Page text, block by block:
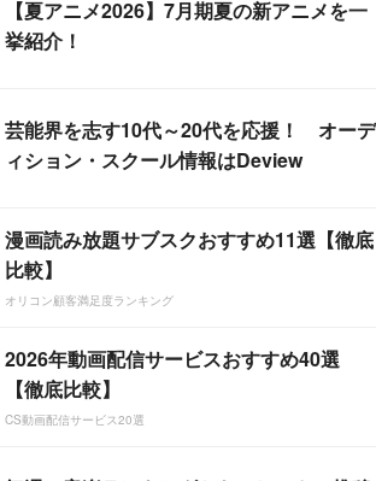
【夏アニメ2026】7月期夏の新アニメを一
挙紹介！
芸能界を志す10代～20代を応援！ オーデ
ィション・スクール情報はDeview
漫画読み放題サブスクおすすめ11選【徹底
比較】
オリコン顧客満足度ランキング
2026年動画配信サービスおすすめ40選
【徹底比較】
CS動画配信サービス20選